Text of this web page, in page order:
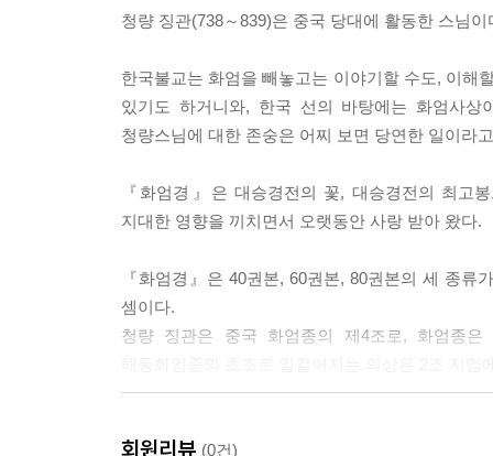
청량 징관(738～839)은 중국 당대에 활동한 스님
한국불교는 화엄을 빼놓고는 이야기할 수도, 이해
있기도 하거니와, 한국 선의 바탕에는 화엄사
청량스님에 대한 존숭은 어찌 보면 당연한 일이라
『화엄경』은 대승경전의 꽃, 대승경전의 최고
지대한 영향을 끼치면서 오랫동안 사랑 받아 왔다.
『화엄경』은 40권본, 60권본, 80권본의 세 종
셈이다.
청량 징관은 중국 화엄종의 제4조로, 화엄종
102세에 열반할 때까지 무려 60여 년을 화엄경 강
회원리뷰 (0건)